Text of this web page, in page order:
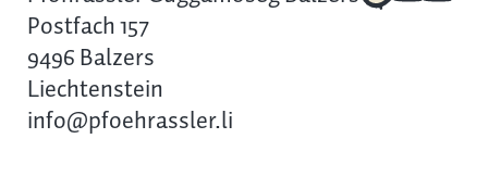
Postfach 157
9496 Balzers
Liechtenstein
info@pfoehrassler.li